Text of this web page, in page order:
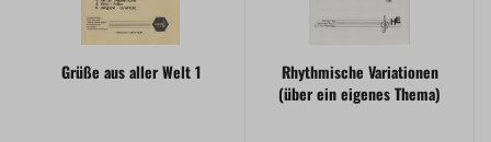
Grüße aus aller Welt 1
Rhythmische Variationen
(über ein eigenes Thema)